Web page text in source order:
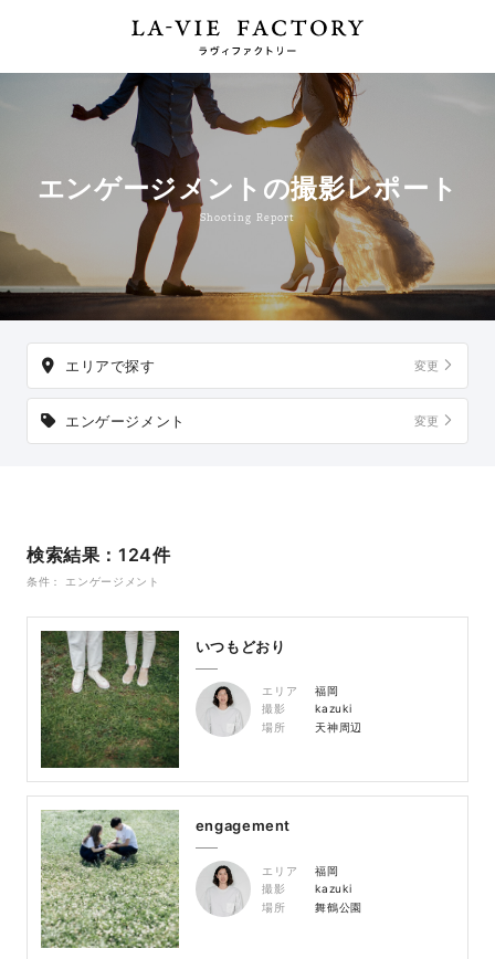
Shooting Report
エンゲージメントの撮影レポート
エリアで探す 変更
エンゲージメント 変更
検索結果：124件
条件： エンゲージメント
いつもどおり
エリア
福岡
撮影
kazuki
場所
天神周辺
engagement
エリア
福岡
撮影
kazuki
場所
舞鶴公園